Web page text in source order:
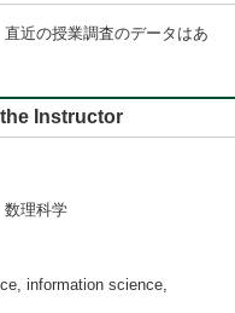
近の授業調査のデータはあ
the Instructor
数理科学
information science,